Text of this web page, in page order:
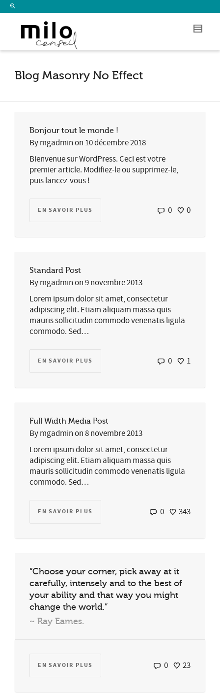
I'm looking forproductin a sizesize.
Show me the
Blog Masonry No Effect
Bonjour tout le monde !
Bymgadminon 10 décembre 2018
Bienvenue sur WordPress. Ceci est votre
premier article. Modifiez-le ou supprimez-le,
puis lancez-vous !
EN SAVOIR PLUS 0 0
Standard Post
Bymgadminon9 novembre 2013
Lorem ipsum dolor sit amet, consectetur
adipiscing elit. Etiam aliquam massa quis
mauris sollicitudin commodo venenatis ligula
commodo. Sed…
EN SAVOIR PLUS 0 1
Full Width Media Post
Bymgadminon8 novembre 2013
Lorem ipsum dolor sit amet, consectetur
adipiscing elit. Etiam aliquam massa quis
mauris sollicitudin commodo venenatis ligula
commodo. Sed…
EN SAVOIR PLUS 0 343
“Choose your corner, pick away at it
carefully, intensely and to the best of
your ability and that way you might
change the world.”
~ Ray Eames.
EN SAVOIR PLUS 0 23